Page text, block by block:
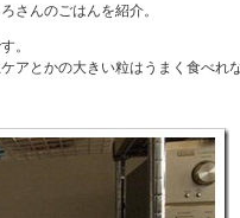
さんのごはんを紹介。
。
アとかの大きい粒はうまく食べれ